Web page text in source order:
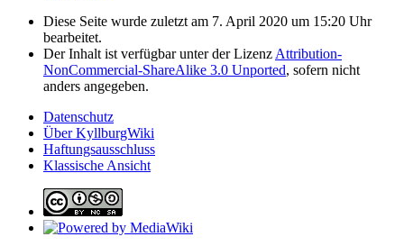
Diese Seite wurde zuletzt am 7. April 2020 um 15:20 Uhr
bearbeitet.
Der Inhalt ist verfügbar unter der Lizenz Attribution-
NonCommercial-ShareAlike 3.0 Unported, sofern nicht
anders angegeben.
Datenschutz
Über KyllburgWiki
Haftungsausschluss
Klassische Ansicht